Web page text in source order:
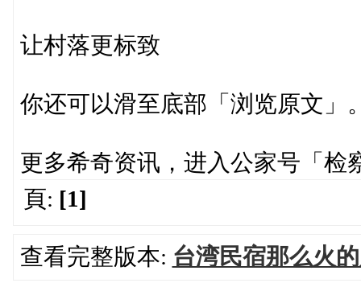
让村落更标致
你还可以滑至底部「浏览原文」
更多希奇资讯，进入公家号「检
頁: [1]
查看完整版本: 台湾民宿那么火